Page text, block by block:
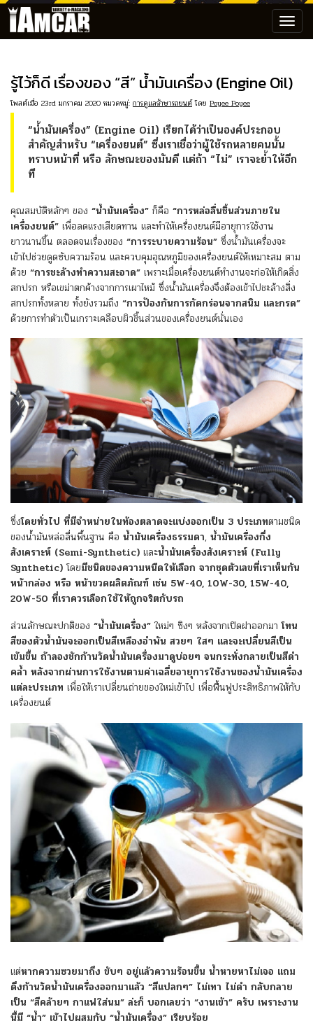
รู้ไว้ก็ดี เรื่องของ “สี” น้ำมันเครื่อง (Engine Oil)
โพสต์เมื่อ 23rd มกราคม 2020 หมวดหมู่: การดูแลรักษารถยนต์โดย Poyee Poyee
“น้ำมันเครื่อง” (Engine Oil) เรียกได้ว่าเป็นองค์ประกอบ
สำคัญสำหรับ “เครื่องยนต์” ซึ่งเราเชื่อว่าผู้ใช้รถหลายคนนั้น
ทราบหน้าที่ หรือ ลักษณะของมันดี แต่ถ้า “ไม่” เราจะย้ำให้อีก
ที
คุณสมบัติหลักๆ ของ “น้ำมันเครื่อง” ก็คือ “การหล่อลื่นชิ้นส่วนภายใน
เครื่องยนต์” เพื่อลดแรงเสียดทาน และทำให้เครื่องยนต์มีอายุการใช้งาน
ยาวนานขึ้น ตลอดจนเรื่องของ “การระบายความร้อน” ซึ่งน้ำมันเครื่องจะ
เข้าไปช่วยดูดซับความร้อน และควบคุมอุณหภูมิของเครื่องยนต์ให้เหมาะสม ตาม
ด้วย “การชะล้างทำความสะอาด” เพราะเมื่อเครื่องยนต์ทำงานจะก่อให้เกิดสิ่ง
สกปรก หรือเขม่าตกค้างจากการเผาไหม้ ซึ่งน้ำมันเครื่องจึงต้องเข้าไปชะล้างสิ่ง
สกปรกทั้งหลาย ทั้งยังรวมถึง “การป้องกันการกัดกร่อนจากสนิม และกรด”
ด้วยการทำตัวเป็นเกราะเคลือบผิวชิ้นส่วนของเครื่องยนต์นั่นเอง
ซึ่งโดยทั่วไป ที่มีจำหน่ายในท้องตลาดจะแบ่งออกเป็น 3 ประเภทตามชนิด
ของน้ำมันหล่อลื่นพื้นฐาน คือ น้ำมันเครื่องธรรมดา, น้ำมันเครื่องกึ่ง
สังเคราะห์ (Semi-Synthetic) และน้ำมันเครื่องสังเคราะห์ (Fully
Synthetic)โดยมีชนิดของความหนืดให้เลือก จากชุดตัวเลขที่เราเห็นกัน
หน้ากล่อง หรือ หน้าขวดผลิตภัณฑ์ เช่น 5W-40, 10W-30, 15W-40,
20W-50 ที่เราควรเลือกใช้ให้ถูกจริตกับรถ
ส่วนลักษณะปกติของ “น้ำมันเครื่อง” ใหม่ๆ ซิงๆ หลังจากเปิดฝาออกมาโทน
สีของตัวน้ำมันจะออกเป็นสีเหลืองอำพัน สวยๆ ใสๆ และจะเปลี่ยนสีเป็น
เข้มขึ้น ถ้าลองชักก้านวัดน้ำมันเครื่องมาดูบ่อยๆ จนกระทั่งกลายเป็นสีดำ
คล้ำ หลังจากผ่านการใช้งานตามค่าเฉลี่ยอายุการใช้งานของน้ำมันเครื่อง
แต่ละประเภท เพื่อให้เราเปลี่ยนถ่ายของใหม่เข้าไป เพื่อฟื้นฟูประสิทธิภาพให้กับ
เครื่องยนต์
แต่หากความซวยมาถึง ขับๆ อยู่แล้วความร้อนขึ้น น้ำหายหาไม่เจอ แถม
ดึงก้านวัดน้ำมันเครื่องออกมาแล้ว “สีแปลกๆ” ไม่เทา ไม่ดำ กลับกลาย
เป็น “สีคล้ายๆ กาแฟใส่นม” ล่ะก็ บอกเลยว่า “งานเข้า” ครับ เพราะงาน
นี้มี “น้ำ” เข้าไปผสมกับ “น้ำมันเครื่อง” เรียบร้อย